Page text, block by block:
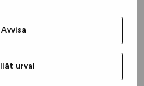
Avvisa
urval
the browser console for more
.